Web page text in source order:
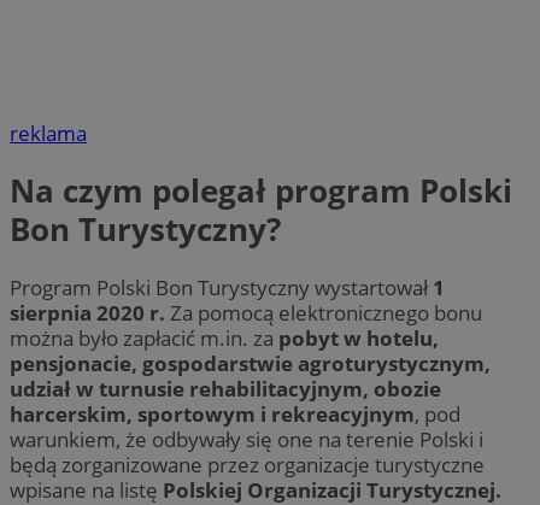
reklama
Na czym polegał program Polski
Bon Turystyczny?
Program Polski Bon Turystyczny wystartował1
sierpnia 2020 r. Za pomocą elektronicznego bonu
można było zapłacić m.in. za pobyt w hotelu,
pensjonacie, gospodarstwie agroturystycznym,
udział w turnusie rehabilitacyjnym, obozie
harcerskim, sportowym i rekreacyjnym, pod
warunkiem, że odbywały się one na terenie Polski i
będą zorganizowane przez organizacje turystyczne
wpisane na listę Polskiej Organizacji Turystycznej.